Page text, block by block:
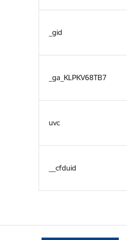
_gid
_ga_KLPKV68TB7
uvc
__cfduid